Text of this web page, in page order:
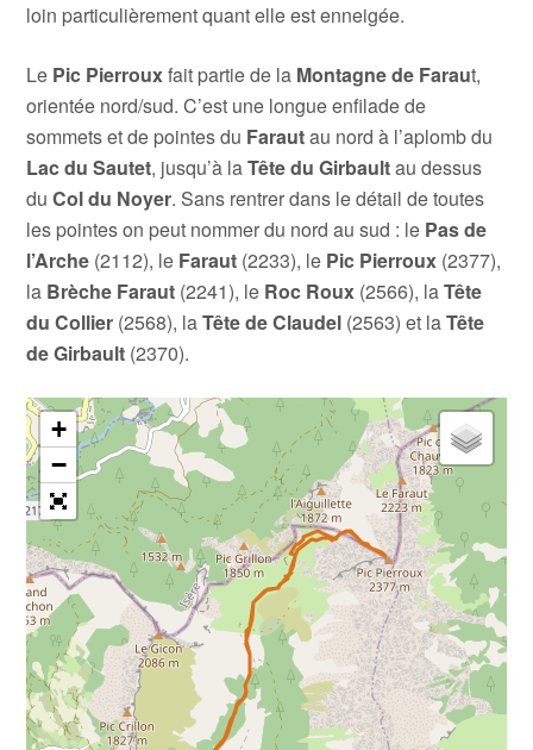
loin particulièrement quant elle est enneigée.
Le Pic Pierrouxfait partie de la Montagne de Faraut,
orientée nord/sud. C’est une longue enfilade de
sommets et de pointes du Farautau nord à l’aplomb du
Lac du Sautet, jusqu’à laTête duGirbaultau dessus
duCol du Noyer. Sans rentrer dans le détail de toutes
les pointes on peut nommer du nord au sud : le Pas de
l’Arche (2112), le Faraut (2233), le Pic Pierroux (2377),
la Brèche Faraut (2241), le Roc Roux (2566), laTête
du Collier (2568), laTête de Claudel (2563) et laTête
de Girbault (2370).
+
−